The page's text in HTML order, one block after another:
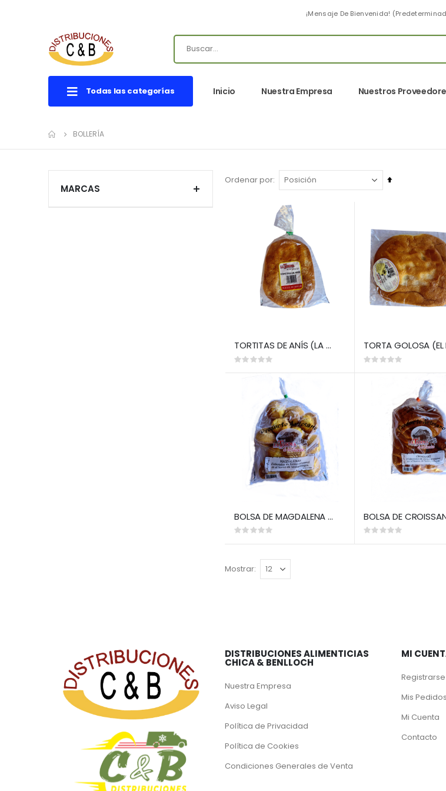
¡Mensaje De Bienvenida!
Todas las categorías Inicio Nuestra Empresa Nuestros
BOLLERÍA
Ordenar por
Fijar
TORTITAS DE ANÍS (LA TAHONA)
Rating: Rating:
BOLSA DE MAGDALENA (LA TAHONA)
Rating: Rating:
Mostrar
MARCAS
DISTRIBUCIONES ALIMENTICIAS
CHICA & BENLLOCH
Nuestra Empresa
Aviso Legal
Política de Privacidad
Política de Cookies
Condiciones Generales de Venta
MI
Registrarse
Mis Pedidos
Mi Cuenta
Contacto